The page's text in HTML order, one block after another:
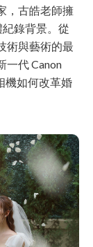
，古皓老師擁
錄背景。從
術與藝術的最
一代 Canon
機如何改革婚